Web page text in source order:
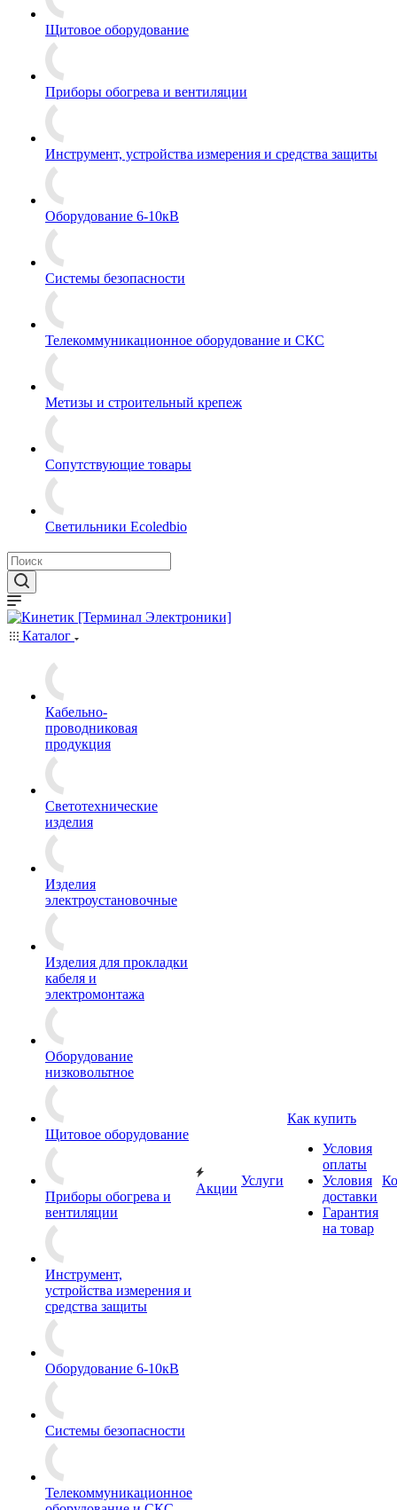
Щитовое оборудование
Приборы обогрева и вентиляции
Инструмент, устройства измерения и средства защиты
Оборудование 6-10кВ
Системы безопасности
Телекоммуникационное оборудование и СКС
Метизы и строительный крепеж
Сопутствующие товары
Светильники Ecoledbio
Каталог
Кабельно-
проводниковая
продукция
Светотехнические
изделия
Изделия
электроустановочные
Изделия для прокладки
кабеля и
электромонтажа
Оборудование
низковольтное
Щитовое оборудование
Приборы обогрева и
вентиляции
Инструмент,
устройства измерения и
средства защиты
Оборудование 6-10кВ
Системы безопасности
Телекоммуникационное
Акции
Услуги
Как купить
Условия
оплаты
Условия
доставки
Гарантия
на товар